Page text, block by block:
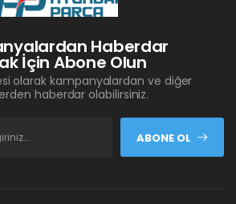
Haberdar
İçin Abone Olun
olarak kampanyalardan ve diğer
haberdar olabilirsiniz.
ABONE OL